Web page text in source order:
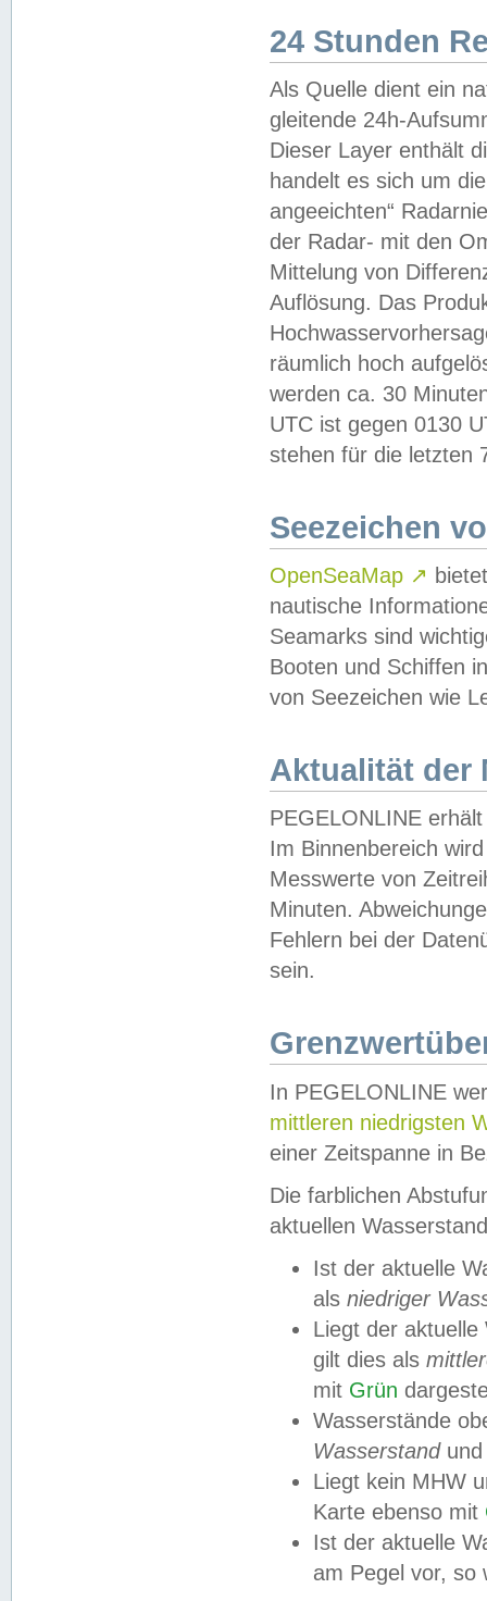
24 Stunden
Als Quelle dient ein
gleitende 24h-
Dieser Layer enthält
handelt es sich um
angeeichten“
der Radar- mit den
Mittelung von
Auflösung. Das
räumlich hoch
werden ca. 30
UTC ist gegen 0130
stehen für die letzten
Seezeichen
OpenSeaMap ↗
nautische
Seamarks sind
Booten und Schiffen
von Seezeichen wie
Aktualität der
PEGELONLINE
Im Binnenbereich
Messwerte von
Minuten.
Fehlern bei der
sein.
In PEGELONLINE
mittleren niedrigsten
einer Zeitspanne in
Die farblichen
aktuellen
Ist der aktuelle
als niedriger
Liegt der
gilt dies als
mit Grün
Wasserstände
Wasserstandund
Liegt kein MHW
Karte ebenso mit
Ist der aktuelle
am Pegel vor,